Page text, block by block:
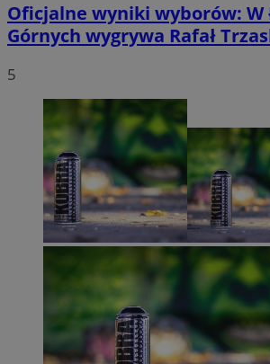
Oficjalne wyniki wyborów: W
Górnych wygrywa Rafał
5